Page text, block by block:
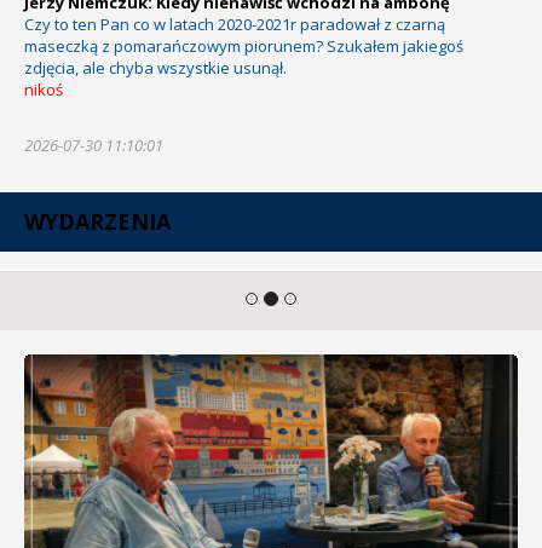
Czy to ten Pan co w latach 2020-2021r paradował z czarną
maseczką z pomarańczowym piorunem? Szukałem jakiegoś
zdjęcia, ale chyba wszystkie usunął.
nikoś
2026-07-30 11:10:01
WYDARZENIA